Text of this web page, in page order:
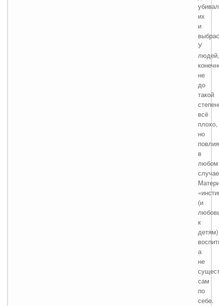
их
и
У
людей,
не
до
такой
всё
плохо,
но
в
любом
(и
к
детям)
а
не
сам
по
себе.